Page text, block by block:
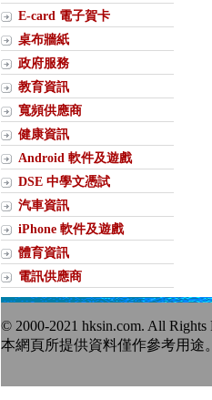
E-card 電子賀卡
桌布牆紙
政府服務
教育資訊
寬頻供應商
健康資訊
Android 軟件及遊戲
DSE 中學文憑試
汽車資訊
iPhone 軟件及遊戲
體育資訊
電訊供應商
© 2000-2021 hksin.com. All Rights
本網頁所提供資料僅作參考用途